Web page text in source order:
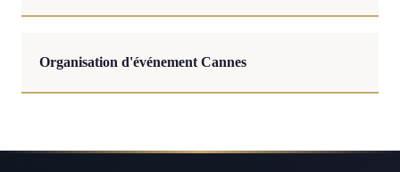
Organisation d'événement Cannes